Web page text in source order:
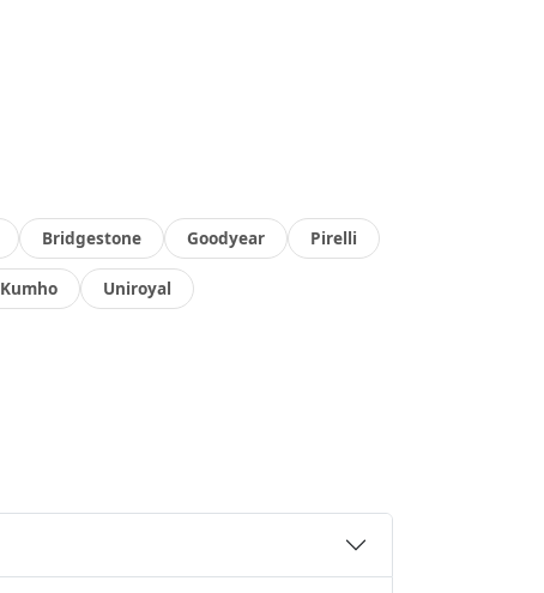
Bridgestone Goodyear Pirelli
Kumho Uniroyal